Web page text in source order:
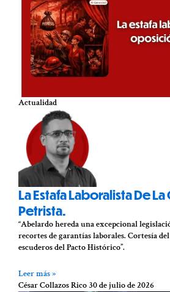
Actualidad
La Estafa Laboralista De
Petrista.
“Abelardo hereda una excepcional
recortes de garantías laborales. Cortesía
escuderos del Pacto Histórico”.
Leer más »
César Collazos Rico 30 de julio de 2026